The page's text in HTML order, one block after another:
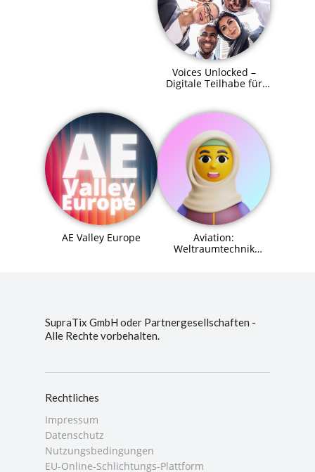
Voices Unlocked –
Digitale Teilhabe für
AE Valley Europe
Aviation:
Weltraumtechnik
SupraTix GmbH oder Partnergesellschaften -
Alle Rechte vorbehalten.
Rechtliches
Impressum
Datenschutz
Nutzungsbedingungen
EU-Online-Schlichtungs-Plattform